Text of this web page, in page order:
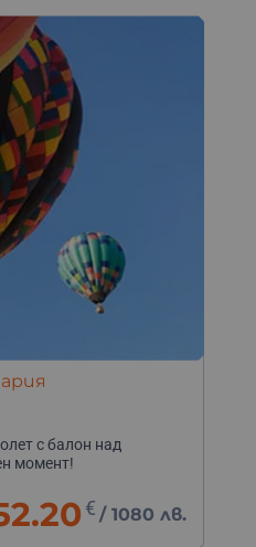
с балон над
момент!
€ /1080 лв.